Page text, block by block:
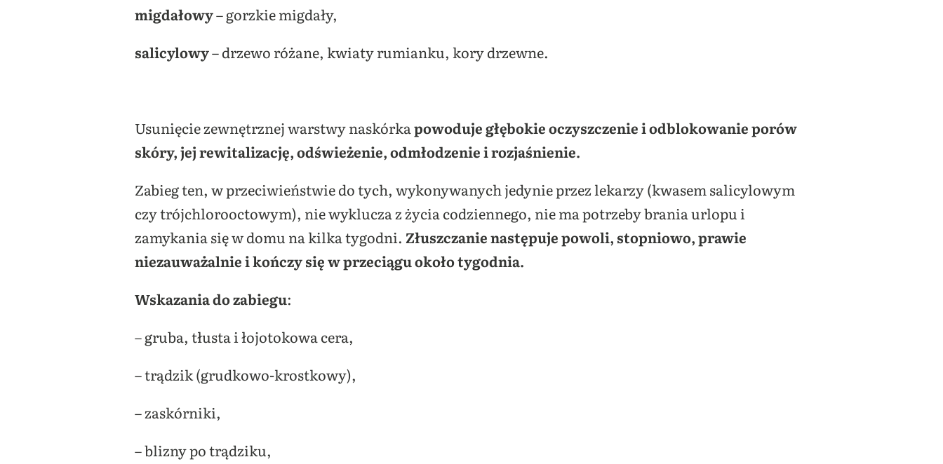
migdałowy– gorzkie migdały,
salicylowy– drzewo różane, kwiaty rumianku, kory drzewne.
Usunięcie zewnętrznej warstwy naskórkapowoduje głębokie oczyszczenie i odblokowanie porów
skóry, jej rewitalizację, odświeżenie, odmłodzenie i rozjaśnienie.
Zabieg ten, w przeciwieństwie do tych, wykonywanych jedynie przez lekarzy (kwasem salicylowym
czy trójchlorooctowym), nie wyklucza z życia codziennego, nie ma potrzeby brania urlopu i
zamykania się w domu na kilka tygodni. Złuszczanie następuje powoli, stopniowo, prawie
niezauważalnie i kończy się w przeciągu około tygodnia.
Wskazania do zabiegu:
– gruba, tłusta i łojotokowa cera,
– trądzik (grudkowo-krostkowy),
– zaskórniki,
– blizny po trądziku,